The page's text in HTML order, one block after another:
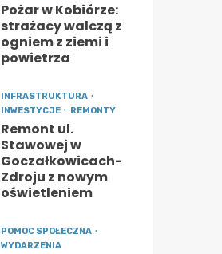
Pożar w Kobiórze:
strażacy walczą z
ogniem z ziemi i
powietrza
INFRASTRUKTURA
INWESTYCJE
REMONTY
Remont ul.
Stawowej w
Goczałkowicach-
Zdroju z nowym
oświetleniem
POMOC SPOŁECZNA
WYDARZENIA